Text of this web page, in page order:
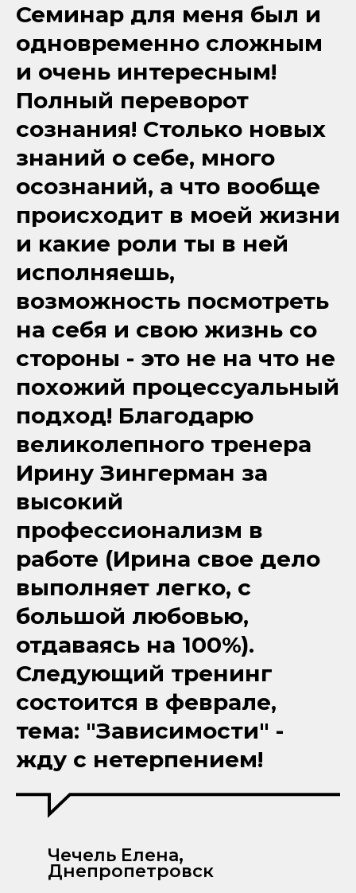
Семинар для меня был и
одновременно сложным
и очень интересным!
Полный переворот
сознания! Столько новых
знаний о себе, много
осознаний, а что вообще
происходит в моей жизни
и какие роли ты в ней
исполняешь,
возможность посмотреть
на себя и свою жизнь со
стороны - это не на что не
похожий процессуальный
подход! Благодарю
великолепного тренера
Ирину Зингерман за
высокий
профессионализм в
работе (Ирина свое дело
выполняет легко, с
большой любовью,
отдаваясь на 100%).
Следующий тренинг
состоится в феврале,
тема: "Зависимости" -
жду с нетерпением!
Чечель Елена,
Днепропетровск